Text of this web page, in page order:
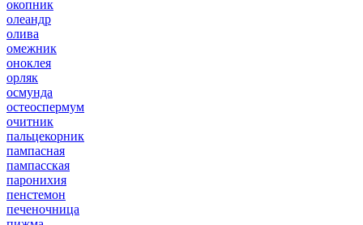
окопник
олеандр
олива
омежник
оноклея
орляк
осмунда
остеоспермум
очитник
пальцекорник
пампасная
пампасская
паронихия
пенстемон
печеночница